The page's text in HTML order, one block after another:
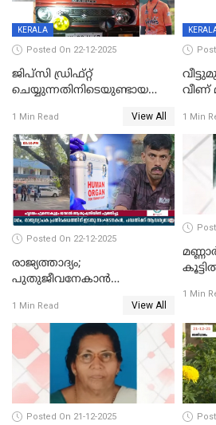
KERALA
Posted On 22-12-2025
ജിപ്സി ഡ്രിഫ്റ്റ്
ചെയ്യുന്നതിനിടെയുണ്ടായ
ദാരുണാന്ത്യം; ജീപ്സി
ഓടിച്ചയാൾ അറസ്റ്റിൽ.
1 Min Read View All
വീണ്
1 Min
Posted On 22-12-2025
രാജ്യത്താദ്യം;
പുതുജീവനേകാൻ
എറണാകുളം സർക്കാർ
ജനറൽ
ആശുപത്രിയിലെത്തിച്ചു
1 Min Read View All
1 Min
Posted On 21-12-2025